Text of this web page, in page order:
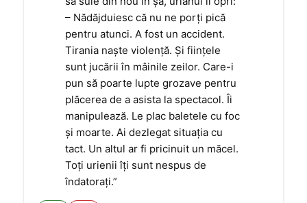
– Nădăjduiesc că nu ne porţi pică
pentru atunci. A fost un accident.
Tirania naşte violenţă. Şi fiinţele
sunt jucării în mâinile zeilor. Care-i
pun să poarte lupte grozave pentru
plăcerea de a asista la spectacol. Îi
manipulează. Le plac baletele cu foc
şi moarte. Ai dezlegat situaţia cu
tact. Un altul ar fi pricinuit un măcel.
Toţi urienii îţi sunt nespus de
îndatoraţi.”